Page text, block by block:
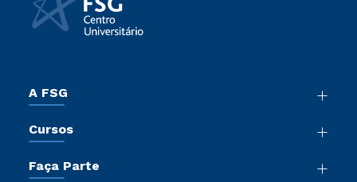
A FSG
Sala de Imprensa
Cursos
Pós-Graduação
Faça Parte